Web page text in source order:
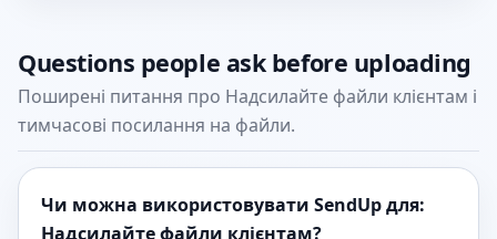
Questions people ask before uploading
Поширені питання про Надсилайте файли клієнтам і
тимчасові посилання на файли.
Чи можна використовувати SendUp для:
Надсилайте файли клієнтам?